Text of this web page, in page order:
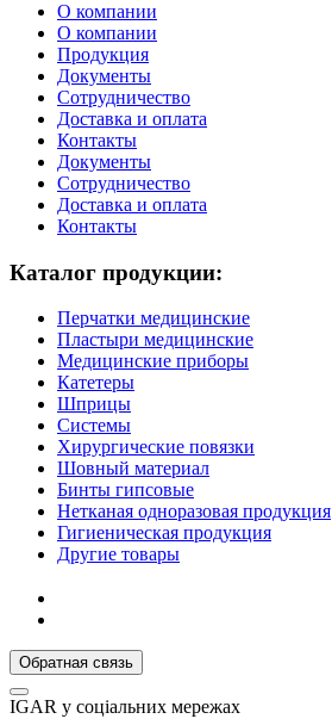
О компании
О компании
Продукция
Документы
Сотрудничество
Доставка и оплата
Контакты
Документы
Сотрудничество
Доставка и оплата
Контакты
Каталог продукции:
Перчатки медицинские
Пластыри медицинские
Медицинские приборы
Катетеры
Шприцы
Системы
Хирургические повязки
Шовный материал
Бинты гипсовые
Нетканая одноразовая продукция
Гигиеническая продукция
Другие товары
Обратная связь
IGAR у соцiальних мережах